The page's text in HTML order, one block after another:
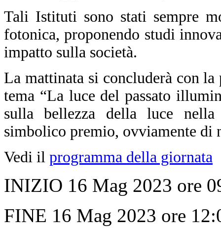
Tali Istituti sono stati sempre
fotonica, proponendo studi
impatto sulla società.
La mattinata si concluderà con
tema “La luce del passato
sulla bellezza della luce nella
simbolico premio, ovviamente di
Vedi il programma della giornata
INIZIO 16 Mag 2023 ore
FINE 16 Mag 2023 ore